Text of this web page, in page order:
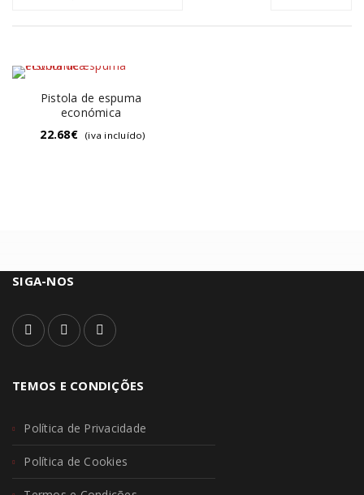
Pistola de espuma
económica
22.68€ (iva incluído)
SIGA-NOS
TEMOS E CONDIÇÕES
Política de Privacidade
Política de Cookies